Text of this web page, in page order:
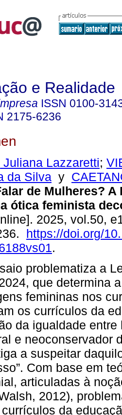
e Realidade
ISSN 0100-
2175-6236
Juliana Lazzaretti;
da Silva y
de Mulheres? A
ótica feminista
2025, vol.50,
https://doi.org/
.
problematiza a
que determina
femininas nos
os currículos da
da igualdade
e neoconservador
a suspeitar
Com base em
articuladas à
2012),
da